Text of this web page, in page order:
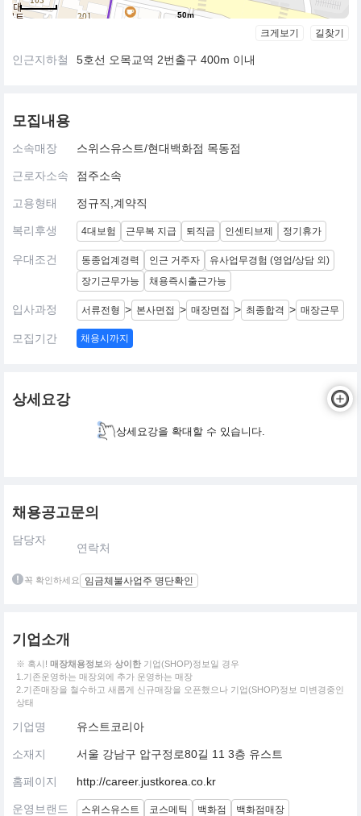
50m
크게보기 길찾기
인근지하철 5호선 오목교역 2번출구 400m 이내
모집내용
소속매장 스위스유스트/현대백화점 목동점
근로자소속 점주소속
고용형태 정규직,계약직
복리후생 4대보험 근무복 지급 퇴직금 인센티브제 정기휴가
우대조건 동종업계경력 인근 거주자
유사업무경험 (영업/상담 외)
장기근무가능
채용즉시출근가능
입사과정 서류전형 > 본사면접 > 매장면접 > 최종합격 > 매장근무
모집기간 채용시까지
상세요강
상세요강을 확대할 수 있습니다.
채용공고문의
담당자
연락처
꼭 확인하세요 임금체불사업주 명단확인
기업소개
※ 혹시! 매장채용정보와 상이한 기업(SHOP)정보일 경우
1.기존운영하는 매장외에 추가 운영하는 매장
2.기존매장을 철수하고 새롭게 신규매장을 오픈했으나 기업(SHOP)정보 미변경중인
상태
기업명 유스트코리아
소재지 서울 강남구 압구정로80길 11 3층 유스트
홈페이지 http://career.justkorea.co.kr
운영브랜드 스위스유스트 코스메틱 백화점 백화점매장